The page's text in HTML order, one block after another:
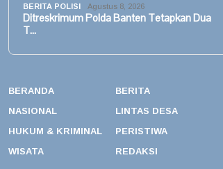
BERITA POLISI Agustus 8, 2026
Ditreskrimum Polda Banten Tetapkan Dua
T…
BERANDA BERITA
NASIONAL
LINTAS DESA
HUKUM & KRIMINAL
PERISTIWA
WISATA
REDAKSI